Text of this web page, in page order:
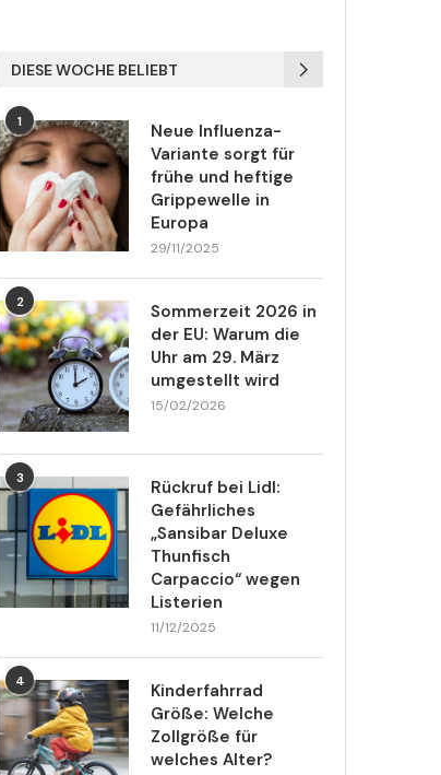
DIESE WOCHE BELIEBT
1
Neue Influenza-
Variante sorgt für
frühe und heftige
Grippewelle in
Europa
29/11/2025
2
Sommerzeit 2026 in
der EU: Warum die
Uhr am 29. März
umgestellt wird
15/02/2026
3
Rückruf bei Lidl:
Gefährliches
„Sansibar Deluxe
Thunfisch
Carpaccio“ wegen
Listerien
11/12/2025
4
Kinderfahrrad
Größe: Welche
Zollgröße für
welches Alter?